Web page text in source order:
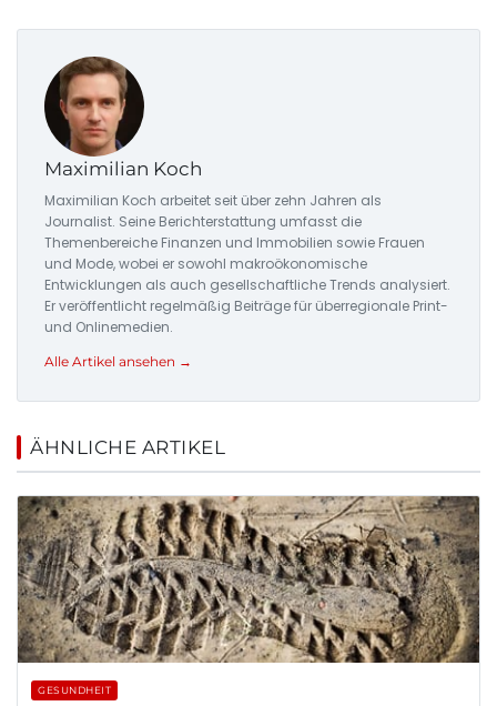
Maximilian Koch
Maximilian Koch arbeitet seit über zehn Jahren als
Journalist. Seine Berichterstattung umfasst die
Themenbereiche Finanzen und Immobilien sowie Frauen
und Mode, wobei er sowohl makroökonomische
Entwicklungen als auch gesellschaftliche Trends analysiert.
Er veröffentlicht regelmäßig Beiträge für überregionale Print-
und Onlinemedien.
Alle Artikel ansehen →
ÄHNLICHE ARTIKEL
GESUNDHEIT